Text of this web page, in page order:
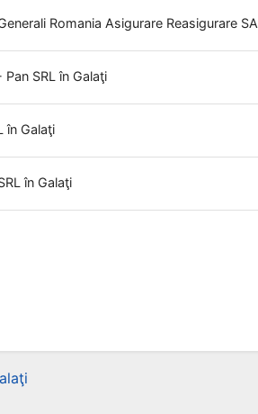
Romania Asigurare Reasigurare SA
SRL în Galaţi
în Galaţi
în Galaţi